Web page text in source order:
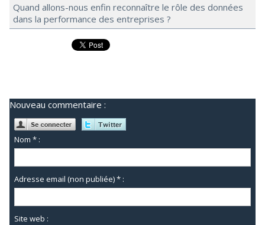
Quand allons-nous enfin reconnaître le rôle des données
dans la performance des entreprises ?
Nouveau commentaire :
Nom * :
Adresse email (non publiée) * :
Site web :